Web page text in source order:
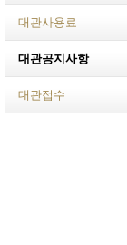
대관사용료
대관공지사항
대관접수